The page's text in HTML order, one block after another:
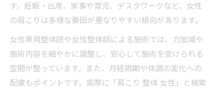
す。妊娠・出産、家事や育児、デスクワークなど、女性
の肩こりは多様な要因が重なりやすい傾向があります。
女性専用整体院や女性整体師による施術では、力加減や
施術内容を細やかに調整し、安心して施術を受けられる
空間が整っています。また、月経周期や体調の変化への
配慮もポイントです。実際に「肩こり 整体 女性」と検索